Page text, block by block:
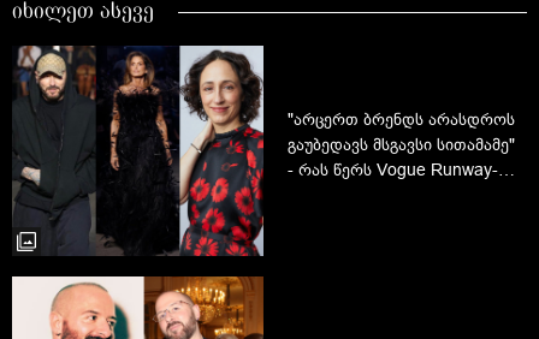
იხილეთ ასევე
"არცერთ ბრენდს არასდროს
გაუბედავს მსგავსი სითამამე"
- რას წერს Vogue Runway-ის